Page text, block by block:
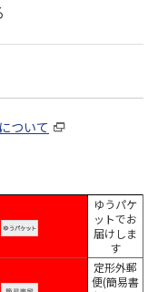
ついて
ゆうパケ
ットでお
届けしま
す
定形外郵
便(簡易書